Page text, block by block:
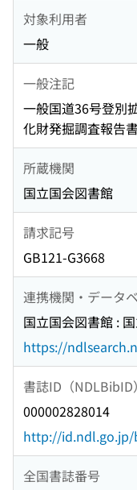
対象利用者
一般
一般注記
一般国道36号登別
化財発掘調査報告書
所蔵機関
国立国会図書館
請求記号
GB121-G3668
連携機関・データ
国立国会図書館 :
https://
書誌ID（NDLBibID）
000002828014
http://id.ndl.go.jp/
全国書誌番号